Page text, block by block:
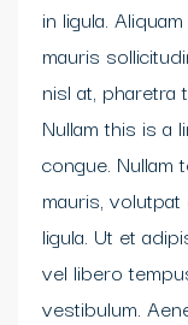
in ligula.
mauris
nisl at, pharetra
Nullam this is a
congue. Nullam
mauris,
ligula. Ut et
vel libero
vestibulum.